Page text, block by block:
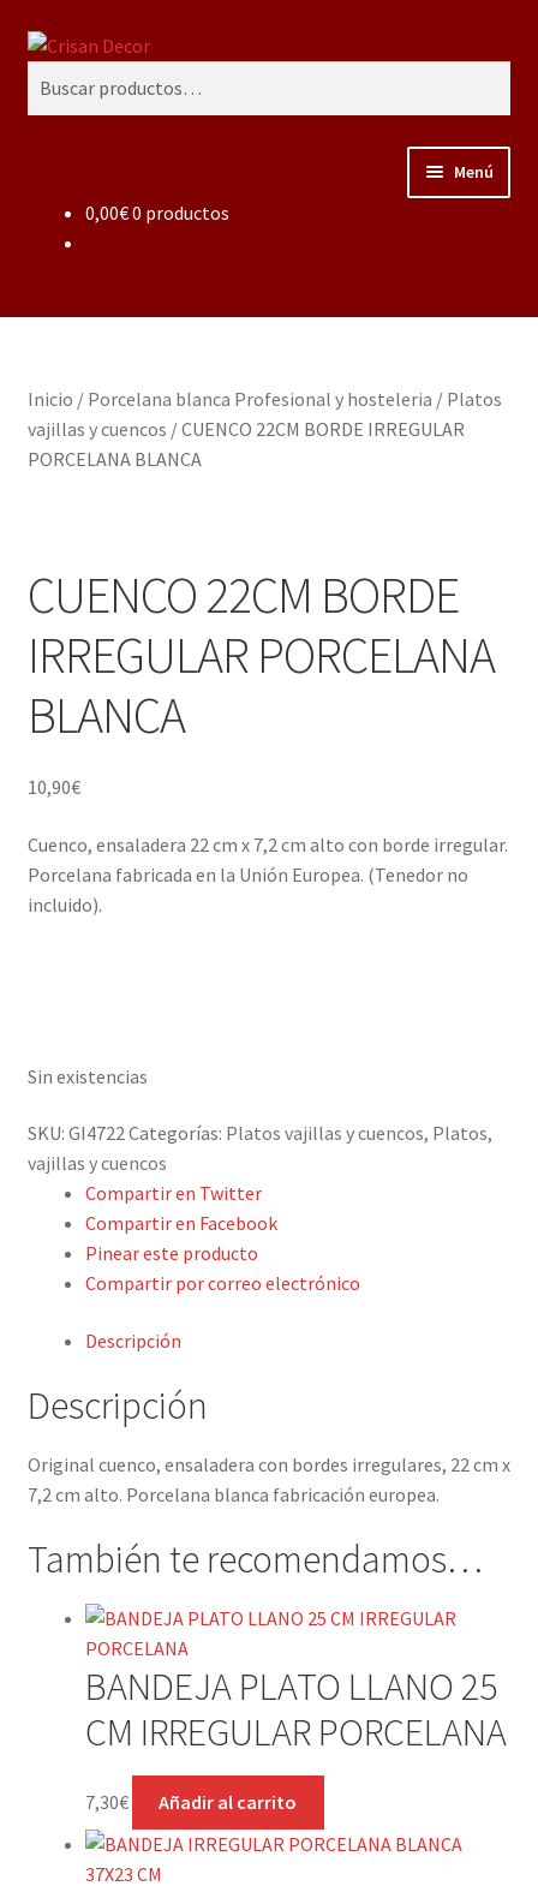
Ir
Ir
contenido
Buscar
Menú
Regalos infantiles, vajillas y canastillas bebé
Regalo personalizado, estuches copas grabadas, regalo
Accesorios de baños rústicos y modernos
Pigmentos Porcelana y Vidrio, Mediums, material pintura
porcelana
Menaje y servicio de mesa
Decoración, cuadros y espejos
Detalles ceremonia, regalo publicitario, promocional
¿Quiénes somos?
0,00€0 productos
Inicio / Porcelana blanca Profesional y hosteleria / Platos
vajillas y cuencos /CUENCO 22CM BORDE IRREGULAR
PORCELANA BLANCA
CUENCO 22CM BORDE
IRREGULAR PORCELANA
BLANCA
10,90€
Cuenco, ensaladera 22 cm x 7,2 cm alto con borde irregular.
Porcelana fabricada en la Unión Europea. (Tenedor no
incluido).
Sin existencias
SKU: GI4722Categorías: Platos vajillas y cuencos, Platos,
vajillas y cuencos
Compartir en Twitter
Compartir en Facebook
Pinear este producto
Compartir por correo electrónico
Descripción
Descripción
Original cuenco, ensaladera con bordes irregulares, 22 cm x
7,2 cm alto. Porcelana blanca fabricación europea.
También te recomendamos…
BANDEJA PLATO LLANO 25
CM IRREGULAR PORCELANA
7,30€ Añadir al carrito